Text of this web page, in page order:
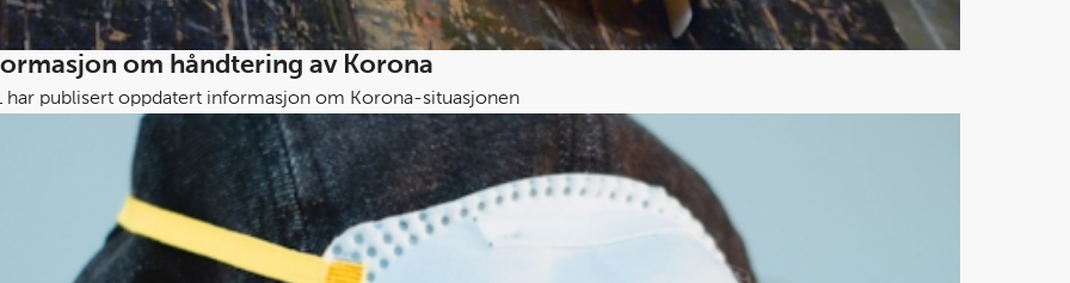
om håndtering av Korona
BNL har publisert oppdatert informasjon om Korona-situasjonen